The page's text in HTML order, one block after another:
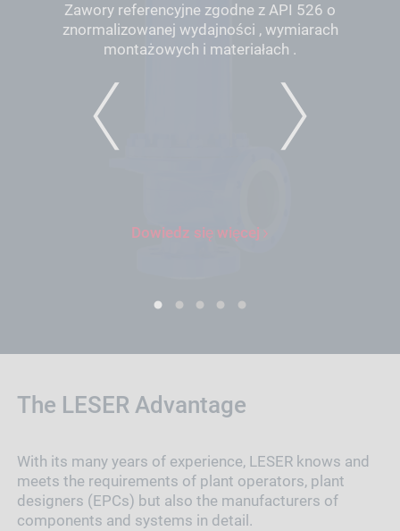
Zawory referencyjne zgodne z API 526 o
znormalizowanej wydajności , wymiarach
montażowych i materiałach .
Dowiedz się więcej
NEXT
1
The LESER Advantage
With its many years of experience, LESER knows and
meets the requirements of plant operators, plant
designers (EPCs) but also the manufacturers of
components and systems in detail.